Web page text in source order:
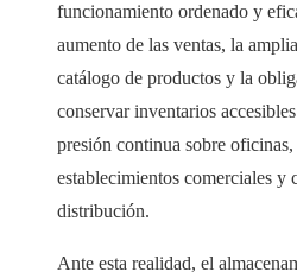
funcionamiento ordenado y
aumento de las ventas, la
catálogo de productos y la
conservar inventarios
presión continua sobre oficinas,
establecimientos comerciales y
distribución.
Ante esta realidad, el